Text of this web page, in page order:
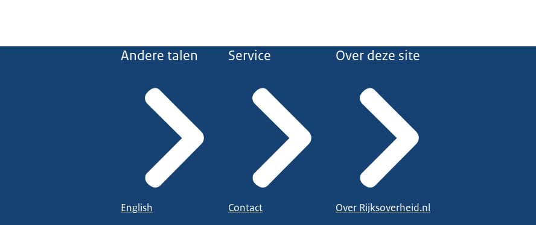
Andere talen
English
Service
Contact
Over deze site
Over Rijksoverheid.nl